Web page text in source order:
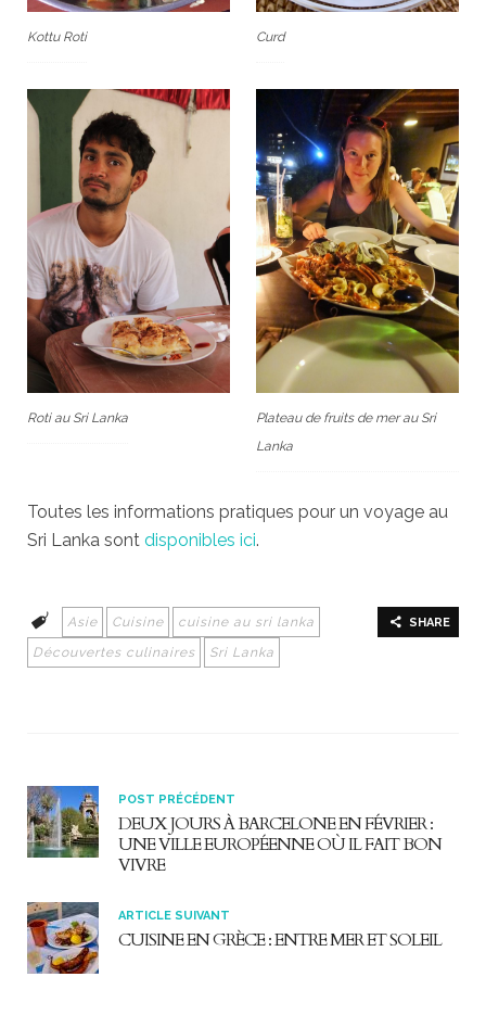
Kottu Roti Curd
Roti au Sri Lanka
Plateau de fruits de mer au Sri
Lanka
Toutes les informations pratiques pour un voyage au
Sri Lanka sont disponibles ici.
SHARE
Asie Cuisine
cuisine au sri lanka
Découvertes culinaires
Sri Lanka
POST PRÉCÉDENT
DEUX JOURS À BARCELONE EN FÉVRIER :
UNE VILLE EUROPÉENNE OÙ IL FAIT BON
VIVRE
ARTICLE SUIVANT
CUISINE EN GRÈCE : ENTRE MER ET SOLEIL